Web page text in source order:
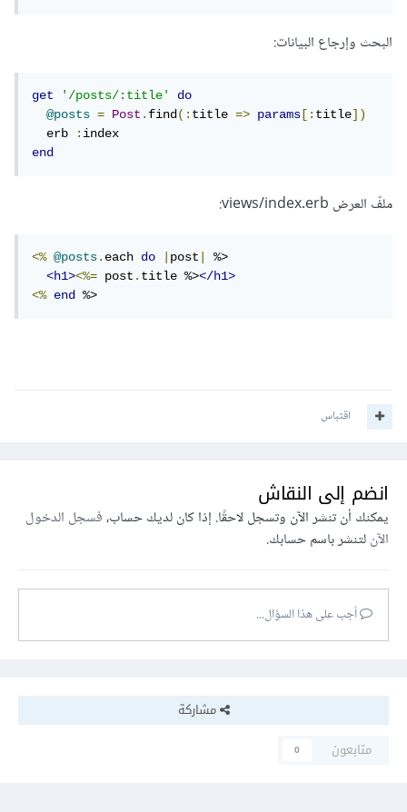
البحث وإرجاع البيانات:
get '/posts/:title'
do
@posts
= Post.find(:title => params [:title])
  erb
:
end
ملفّ العرض views/index.erb:
<% @posts.each do |post
%>
<h1><%= post.title %></h1>
<%
end %>
اقتباس
انضم إلى النقاش
يمكنك أن تنشر الآن وتسجل لاحقًا. إذا كان لديك حساب،فسجل الدخول
الآنلتنشر باسم حسابك.
أجب على هذا السؤال...
مشاركة
متابعون
0